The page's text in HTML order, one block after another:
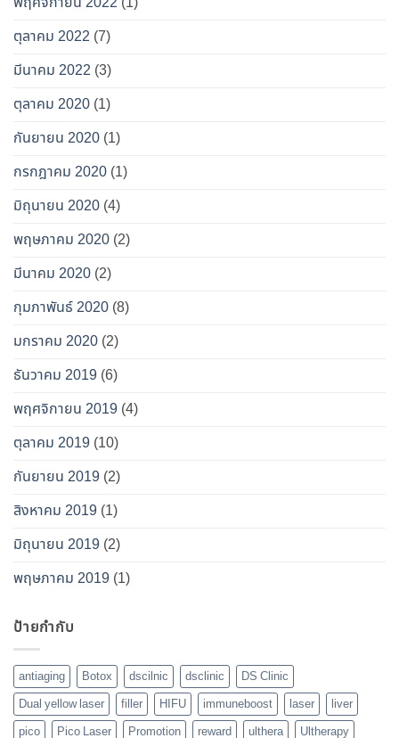
ตุลาคม 2022 (7)
มีนาคม 2022 (3)
ตุลาคม 2020 (1)
กันยายน 2020 (1)
กรกฎาคม 2020 (1)
มิถุนายน 2020 (4)
พฤษภาคม 2020 (2)
มีนาคม 2020 (2)
กุมภาพันธ์ 2020 (8)
มกราคม 2020 (2)
ธันวาคม 2019 (6)
พฤศจิกายน 2019 (4)
ตุลาคม 2019 (10)
กันยายน 2019 (2)
สิงหาคม 2019 (1)
มิถุนายน 2019 (2)
พฤษภาคม 2019 (1)
ป้ายกำกับ
antiaging Botox dscilnic dsclinic
DS Clinic
Dual yellow laser
filler HIFU immuneboost laser
liver
pico
Pico Laser Promotion reward ulthera
Ultherapy